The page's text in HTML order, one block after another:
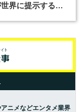
界に提示する美
ニメなどエンタメ業界